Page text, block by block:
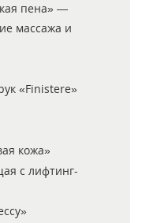
пена» —
массажа и
«Finistere»
кожа»
с лифтинг-